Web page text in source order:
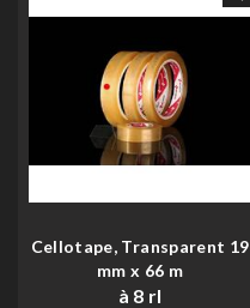
Cellotape, Transparent 19
mm x 66 m
à 8 rl